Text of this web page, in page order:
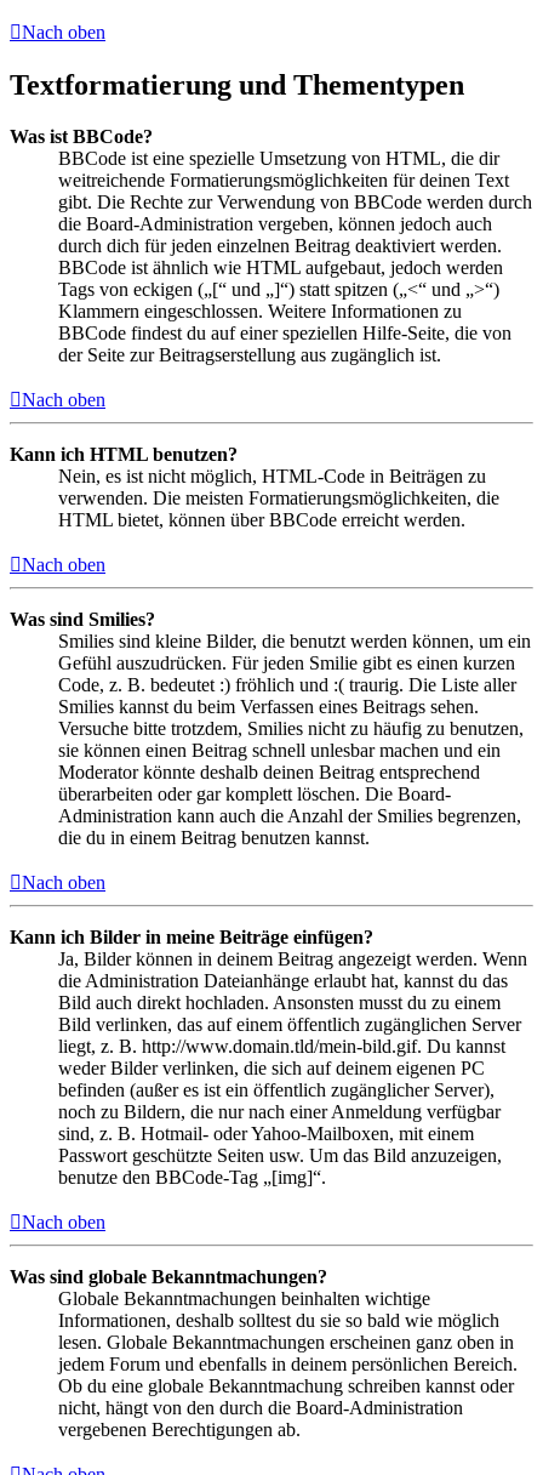
Nach oben
Textformatierung und Thementypen
Was ist BBCode?
BBCode ist eine spezielle Umsetzung von HTML, die dir
weitreichende Formatierungsmöglichkeiten für deinen Text
gibt. Die Rechte zur Verwendung von BBCode werden durch
die Board-Administration vergeben, können jedoch auch
durch dich für jeden einzelnen Beitrag deaktiviert werden.
BBCode ist ähnlich wie HTML aufgebaut, jedoch werden
Tags von eckigen („[“ und „]“) statt spitzen („<“ und „>“)
Klammern eingeschlossen. Weitere Informationen zu
BBCode findest du auf einer speziellen Hilfe-Seite, die von
der Seite zur Beitragserstellung aus zugänglich ist.
Nach oben
Kann ich HTML benutzen?
Nein, es ist nicht möglich, HTML-Code in Beiträgen zu
verwenden. Die meisten Formatierungsmöglichkeiten, die
HTML bietet, können über BBCode erreicht werden.
Nach oben
Was sind Smilies?
Smilies sind kleine Bilder, die benutzt werden können, um ein
Gefühl auszudrücken. Für jeden Smilie gibt es einen kurzen
Code, z. B. bedeutet :) fröhlich und :( traurig. Die Liste aller
Smilies kannst du beim Verfassen eines Beitrags sehen.
Versuche bitte trotzdem, Smilies nicht zu häufig zu benutzen,
sie können einen Beitrag schnell unlesbar machen und ein
Moderator könnte deshalb deinen Beitrag entsprechend
überarbeiten oder gar komplett löschen. Die Board-
Administration kann auch die Anzahl der Smilies begrenzen,
die du in einem Beitrag benutzen kannst.
Nach oben
Kann ich Bilder in meine Beiträge einfügen?
Ja, Bilder können in deinem Beitrag angezeigt werden. Wenn
die Administration Dateianhänge erlaubt hat, kannst du das
Bild auch direkt hochladen. Ansonsten musst du zu einem
Bild verlinken, das auf einem öffentlich zugänglichen Server
liegt, z. B. http://www.domain.tld/mein-bild.gif. Du kannst
weder Bilder verlinken, die sich auf deinem eigenen PC
befinden (außer es ist ein öffentlich zugänglicher Server),
noch zu Bildern, die nur nach einer Anmeldung verfügbar
sind, z. B. Hotmail- oder Yahoo-Mailboxen, mit einem
Passwort geschützte Seiten usw. Um das Bild anzuzeigen,
benutze den BBCode-Tag „[img]“.
Nach oben
Was sind globale Bekanntmachungen?
Globale Bekanntmachungen beinhalten wichtige
Informationen, deshalb solltest du sie so bald wie möglich
lesen. Globale Bekanntmachungen erscheinen ganz oben in
jedem Forum und ebenfalls in deinem persönlichen Bereich.
Ob du eine globale Bekanntmachung schreiben kannst oder
nicht, hängt von den durch die Board-Administration
vergebenen Berechtigungen ab.